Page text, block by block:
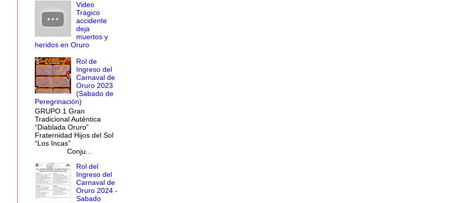
Video
Trágico
accidente
deja
muertos y
heridos en Oruro
Rol de
Ingreso del
Carnaval de
Oruro 2023
(Sabado de
Peregrinación)
GRUPO 1 Gran
Tradicional Auténtica
“Diablada Oruro”
Fraternidad Hijos del Sol
“Los Incas”
Conju...
Rol del
Ingreso del
Carnaval de
Oruro 2024 -
Sabado